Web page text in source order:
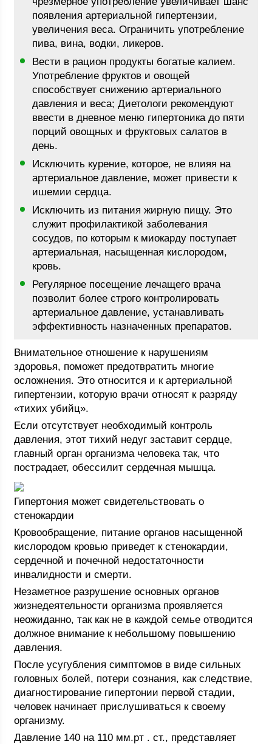
появления артериальной гипертензии,
увеличения веса. Ограничить употребление
пива, вина, водки, ликеров.
Вести в рацион продукты богатые калием.
Употребление фруктов и овощей
способствует снижению артериального
давления и веса; Диетологи рекомендуют
ввести в дневное меню гипертоника до пяти
порций овощных и фруктовых салатов в
день.
Исключить курение, которое, не влияя на
артериальное давление, может привести к
ишемии сердца.
Исключить из питания жирную пищу. Это
служит профилактикой заболевания
сосудов, по которым к миокарду поступает
артериальная, насыщенная кислородом,
кровь.
Регулярное посещение лечащего врача
позволит более строго контролировать
артериальное давление, устанавливать
эффективность назначенных препаратов.
Внимательное отношение к нарушениям
здоровья, поможет предотвратить многие
осложнения. Это относится и к артериальной
гипертензии, которую врачи относят к разряду
«тихих убийц».
Если отсутствует необходимый контроль
давления, этот тихий недуг заставит сердце,
главный орган организма человека так, что
пострадает, обессилит сердечная мышца.
Гипертония может свидетельствовать о
стенокардии
Кровообращение, питание органов насыщенной
кислородом кровью приведет к стенокардии,
сердечной и почечной недостаточности
инвалидности и смерти.
Незаметное разрушение основных органов
жизнедеятельности организма проявляется
неожиданно, так как не в каждой семье отводится
должное внимание к небольшому повышению
давления.
После усугубления симптомов в виде сильных
головных болей, потери сознания, как следствие,
диагностирование гипертонии первой стадии,
человек начинает прислушиваться к своему
организму.
Давление 140 на 110 мм.рт . ст., представляет